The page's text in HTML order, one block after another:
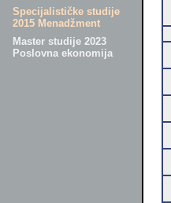
Specijalističke studije
2015 Menadžment
Master studije 2023
Poslovna ekonomija